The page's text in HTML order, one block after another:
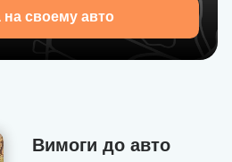
на своему авто
Вимоги до авто